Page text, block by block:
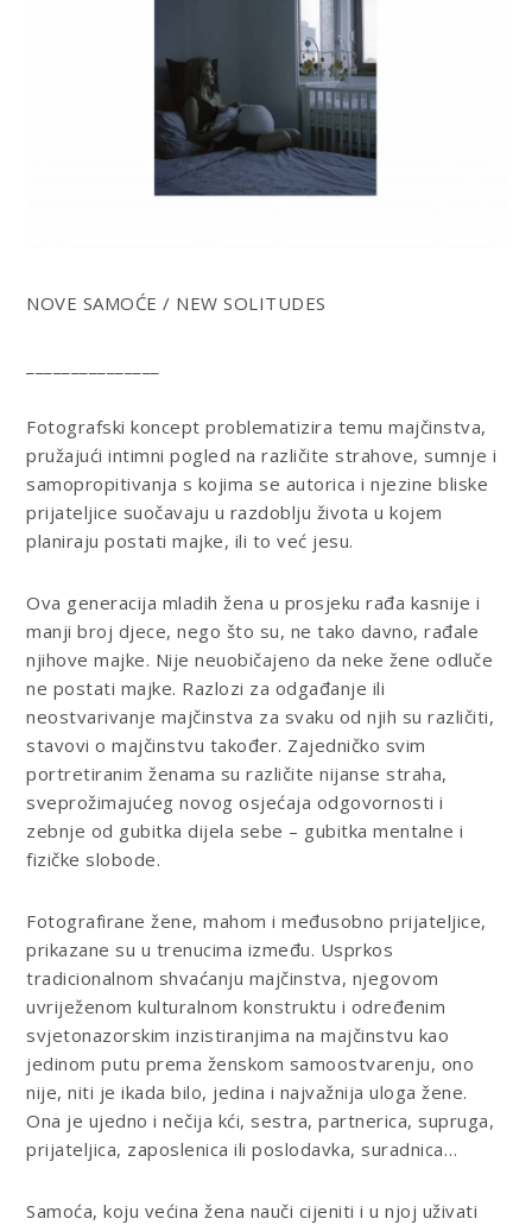
NOVE SAMOĆE / NEW SOLITUDES
Fotografski koncept problematizira temu majčinstva,
pružajući intimni pogled na različite strahove, sumnje i
samopropitivanja s kojima se autorica i njezine bliske
prijateljice suočavaju u razdoblju života u kojem
planiraju postati majke, ili to već jesu.
Ova generacija mladih žena u prosjeku rađa kasnije i
manji broj djece, nego što su, ne tako davno, rađale
njihove majke. Nije neuobičajeno da neke žene odluče
ne postati majke. Razlozi za odgađanje ili
neostvarivanje majčinstva za svaku od njih su različiti,
stavovi o majčinstvu također. Zajedničko svim
portretiranim ženama su različite nijanse straha,
sveprožimajućeg novog osjećaja odgovornosti i
zebnje od gubitka dijela sebe – gubitka mentalne i
fizičke slobode.
Fotografirane žene, mahom i međusobno prijateljice,
prikazane su u trenucima između. Usprkos
tradicionalnom shvaćanju majčinstva, njegovom
uvriježenom kulturalnom konstruktu i određenim
svjetonazorskim inzistiranjima na majčinstvu kao
jedinom putu prema ženskom samoostvarenju, ono
nije, niti je ikada bilo, jedina i najvažnija uloga žene.
Ona je ujedno i nečija kći, sestra, partnerica, supruga,
prijateljica, zaposlenica ili poslodavka, suradnica…
Samoća, koju većina žena nauči cijeniti i u njoj uživati